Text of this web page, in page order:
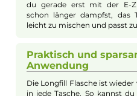
Das Dinner Lady
typischen Geschmack
Geschmack, der nicht
einen kräftigen und